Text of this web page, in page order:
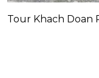
Tour Khach Doan